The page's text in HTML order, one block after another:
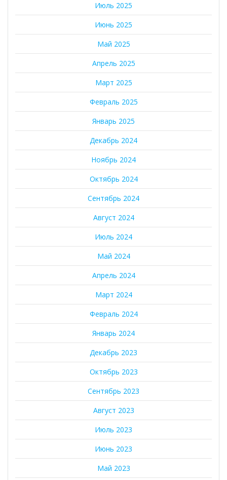
Июль 2025
Июнь 2025
Май 2025
Апрель 2025
Март 2025
Февраль 2025
Январь 2025
Декабрь 2024
Ноябрь 2024
Октябрь 2024
Сентябрь 2024
Август 2024
Июль 2024
Май 2024
Апрель 2024
Март 2024
Февраль 2024
Январь 2024
Декабрь 2023
Октябрь 2023
Сентябрь 2023
Август 2023
Июль 2023
Июнь 2023
Май 2023